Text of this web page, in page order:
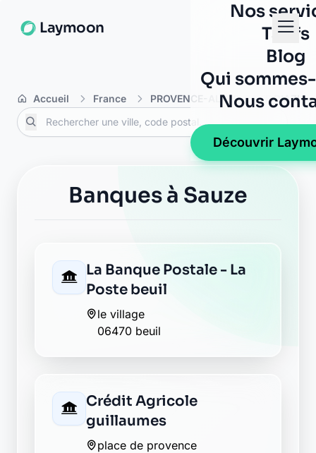
Laymoon
Nos
Tarifs
Blog
Qui
Nous
Découvrir
Accueil France PROVENCE-ALPES-COTE D'AZUR
Banques à Sauze
La Banque Postale - La
Poste beuil
le village
06470 beuil
Crédit Agricole
guillaumes
place de provence